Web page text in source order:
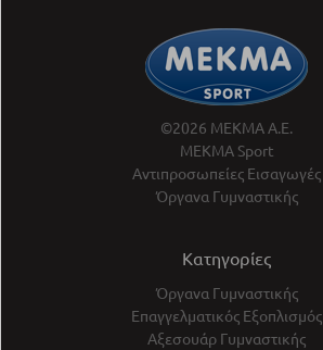
©2026 ΜΕΚΜΑ Α.Ε.
ΜΕΚΜΑ Sport
Αντιπροσωπείες Εισαγωγές
Όργανα Γυμναστικής
Κατηγορίες
Όργανα Γυμναστικής
Επαγγελματικός Εξοπλισμός
Αξεσουάρ Γυμναστικής